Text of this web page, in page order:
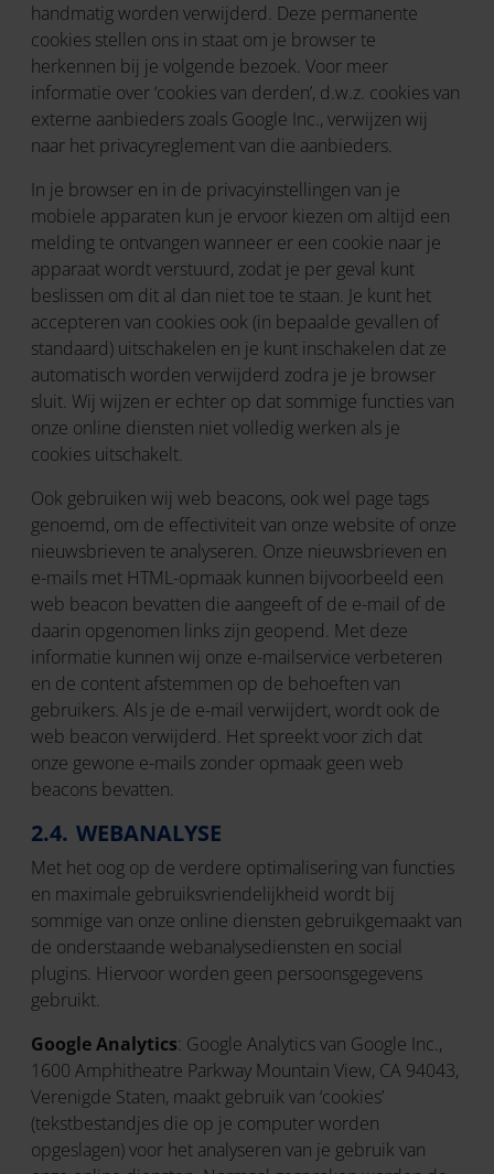
handmatig worden verwijderd. Deze permanente
cookies stellen ons in staat om je browser te
herkennen bij je volgende bezoek. Voor meer
informatie over ‘cookies van derden’, d.w.z. cookies van
externe aanbieders zoals Google Inc., verwijzen wij
naar het privacyreglement van die aanbieders.
In je browser en in de privacyinstellingen van je
mobiele apparaten kun je ervoor kiezen om altijd een
melding te ontvangen wanneer er een cookie naar je
apparaat wordt verstuurd, zodat je per geval kunt
beslissen om dit al dan niet toe te staan. Je kunt het
accepteren van cookies ook (in bepaalde gevallen of
standaard) uitschakelen en je kunt inschakelen dat ze
automatisch worden verwijderd zodra je je browser
sluit. Wij wijzen er echter op dat sommige functies van
onze online diensten niet volledig werken als je
cookies uitschakelt.
Ook gebruiken wij web beacons, ook wel page tags
genoemd, om de effectiviteit van onze website of onze
nieuwsbrieven te analyseren. Onze nieuwsbrieven en
e-mails met HTML-opmaak kunnen bijvoorbeeld een
web beacon bevatten die aangeeft of de e-mail of de
daarin opgenomen links zijn geopend. Met deze
informatie kunnen wij onze e-mailservice verbeteren
en de content afstemmen op de behoeften van
gebruikers. Als je de e-mail verwijdert, wordt ook de
web beacon verwijderd. Het spreekt voor zich dat
onze gewone e-mails zonder opmaak geen web
beacons bevatten.
2.4. WEBANALYSE
Met het oog op de verdere optimalisering van functies
en maximale gebruiksvriendelijkheid wordt bij
sommige van onze online diensten gebruikgemaakt van
de onderstaande webanalysediensten en social
plugins. Hiervoor worden geen persoonsgegevens
gebruikt.
Google Analytics: Google Analytics van Google Inc.,
1600 Amphitheatre Parkway Mountain View, CA 94043,
Verenigde Staten, maakt gebruik van ‘cookies’
(tekstbestandjes die op je computer worden
opgeslagen) voor het analyseren van je gebruik van